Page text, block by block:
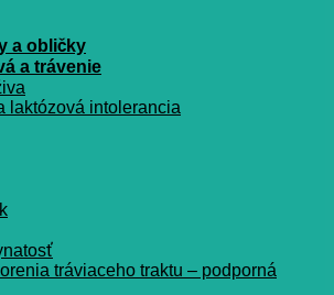
a obličky
a trávenie
laktózová intolerancia
tráviaceho traktu – podporná